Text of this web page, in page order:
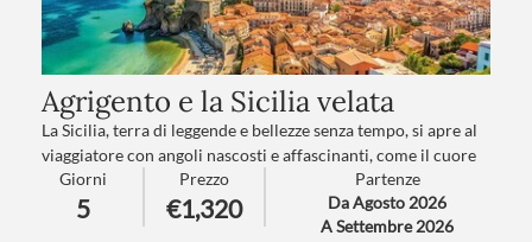
Agrigento e la Sicilia velata
La Sicilia, terra di leggende e bellezze senza tempo, si apre al
viaggiatore con angoli nascosti e affascinanti, come il cuore
pulsante del Parco delle Madonie e la storica Caltanissetta,
ad onorare Agrigento, Capitale italiana della cultura 2025.
Una Palermo unica e affascinante, intrisa di eleganza e
Giorni
5
Prezzo
€1,320
Partenze
Da Agosto 2026
A Settembre 2026